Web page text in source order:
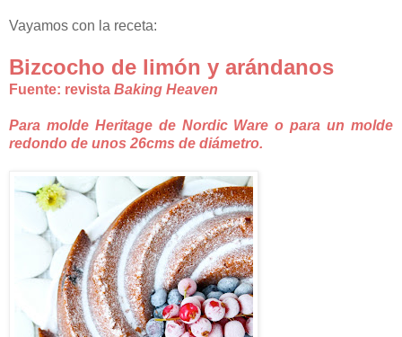
Vayamos con la receta:
Bizcocho de limón y arándanos
Fuente: revista Baking Heaven
Para molde Heritage de Nordic Ware o para un molde
redondo de unos 26cms de diámetro.